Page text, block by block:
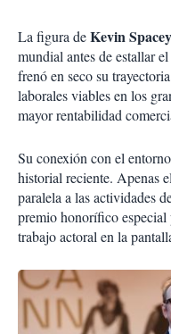
La figura deKevin Spacey
mundial antes de estallar
frenó en seco su
laborales viables en los
mayor rentabilidad
Su conexión con el
historial reciente. Apenas
paralela a las actividades
premio honorífico especial
trabajo actoral en la